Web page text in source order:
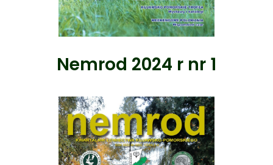
Nemrod 2024 r nr 1